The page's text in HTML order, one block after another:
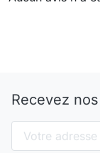
Recevez